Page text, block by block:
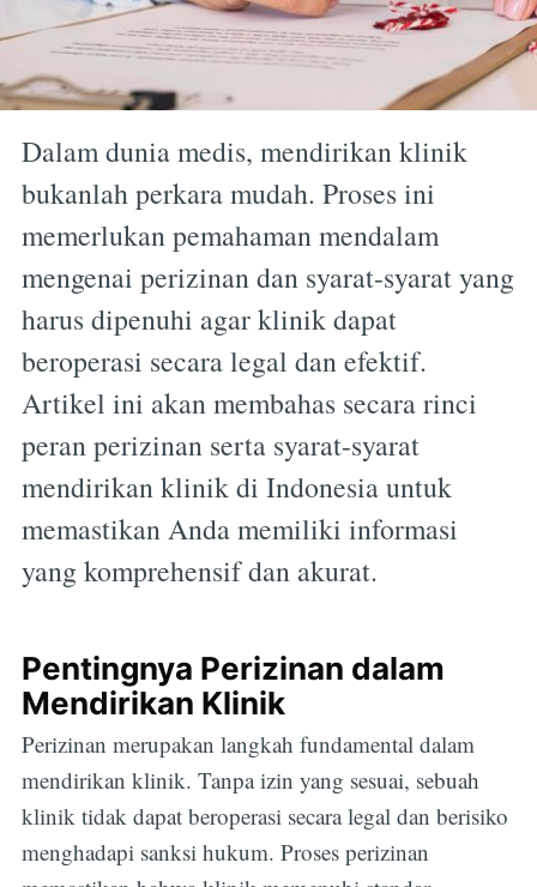
Dalam dunia medis, mendirikan klinik
bukanlah perkara mudah. Proses ini
memerlukan pemahaman mendalam
mengenai perizinan dan syarat-syarat yang
harus dipenuhi agar klinik dapat
beroperasi secara legal dan efektif.
Artikel ini akan membahas secara rinci
peran perizinan serta syarat-syarat
mendirikan klinik di Indonesia untuk
memastikan Anda memiliki informasi
yang komprehensif dan akurat.
Pentingnya Perizinan dalam
Mendirikan Klinik
Perizinan merupakan langkah fundamental dalam
mendirikan klinik. Tanpa izin yang sesuai, sebuah
klinik tidak dapat beroperasi secara legal dan berisiko
menghadapi sanksi hukum. Proses perizinan